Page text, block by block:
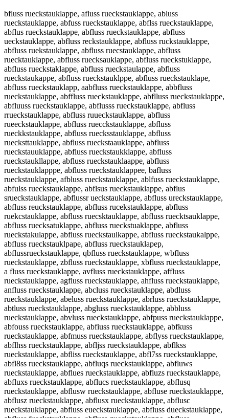
bfluss rueckstauklappe, afluss rueckstauklappe, abluss rueckstauklappe, abfuss rueckstauklappe, abflss rueckstauklappe, abflus rueckstauklappe, abfluss rueckstauklappe, abfluss ueckstauklappe, abfluss reckstauklappe, abfluss ruckstauklappe, abfluss ruekstauklappe, abfluss ruecstauklappe, abfluss ruecktauklappe, abfluss ruecksauklappe, abfluss rueckstuklappe, abfluss rueckstaklappe, abfluss rueckstaulappe, abfluss rueckstaukappe, abfluss rueckstauklppe, abfluss rueckstauklape, abfluss rueckstauklapp, aabfluss rueckstauklappe, abbfluss rueckstauklappe, abffluss rueckstauklappe, abflluss rueckstauklappe, abfluuss rueckstauklappe, abflusss rueckstauklappe, abfluss rrueckstauklappe, abfluss ruueckstauklappe, abfluss rueeckstauklappe, abfluss ruecckstauklappe, abfluss rueckkstauklappe, abfluss ruecksstauklappe, abfluss ruecksttauklappe, abfluss rueckstaauklappe, abfluss rueckstauuklappe, abfluss rueckstaukklappe, abfluss rueckstaukllappe, abfluss rueckstauklaappe, abfluss rueckstauklapppe, abfluss rueckstauklappee, bafluss rueckstauklappe, afbluss rueckstauklappe, ablfuss rueckstauklappe, abfulss rueckstauklappe, abflsus rueckstauklappe, abflus srueckstauklappe, abflussr ueckstauklappe, abfluss ureckstauklappe, abfluss reuckstauklappe, abfluss rucekstauklappe, abfluss ruekcstauklappe, abfluss ruecsktauklappe, abfluss ruecktsauklappe, abfluss ruecksatuklappe, abfluss rueckstuaklappe, abfluss rueckstakulappe, abfluss rueckstaulkappe, abfluss rueckstaukalppe, abfluss rueckstauklpape, abfluss rueckstauklapep, abflussrueckstauklappe, qbfluss rueckstauklappe, wbfluss rueckstauklappe, zbfluss rueckstauklappe, xbfluss rueckstauklappe, a fluss rueckstauklappe, avfluss rueckstauklappe, affluss rueckstauklappe, agfluss rueckstauklappe, ahfluss rueckstauklappe, anfluss rueckstauklappe, abcluss rueckstauklappe, abdluss rueckstauklappe, abeluss rueckstauklappe, abrluss rueckstauklappe, abtluss rueckstauklappe, abgluss rueckstauklappe, abbluss rueckstauklappe, abvluss rueckstauklappe, abfpuss rueckstauklappe, abfouss rueckstauklappe, abfiuss rueckstauklappe, abfkuss rueckstauklappe, abfmuss rueckstauklappe, abflyss rueckstauklappe, abflhss rueckstauklappe, abfljss rueckstauklappe, abflkss rueckstauklappe, abfliss rueckstauklappe, abfl7ss rueckstauklappe, abfl8ss rueckstauklappe, abfluqs rueckstauklappe, abfluws rueckstauklappe, abflues rueckstauklappe, abfluzs rueckstauklappe, abfluxs rueckstauklappe, abflucs rueckstauklappe, abflusq rueckstauklappe, abflusw rueckstauklappe, abfluse rueckstauklappe, abflusz rueckstauklappe, abflusx rueckstauklappe, abflusc rueckstauklappe, abfluss eueckstauklappe, abfluss dueckstauklappe, abfluss fueckstauklappe, abfluss gueckstauklappe, abfluss tueckstauklappe, abfluss 4ueckstauklappe, abfluss 5ueckstauklappe, abfluss ryeckstauklappe, abfluss rheckstauklappe, abfluss rjeckstauklappe, abfluss rkeckstauklappe, abfluss rieckstauklappe, abfluss r7eckstauklappe, abfluss r8eckstauklappe, abfluss ruwckstauklappe, abfluss rusckstauklappe, abfluss rudckstauklappe, abfluss rufckstauklappe, abfluss rurckstauklappe, abfluss ru3ckstauklappe, abfluss ru4ckstauklappe, abfluss rue kstauklappe, abfluss ruexkstauklappe, abfluss rueskstauklappe, abfluss ruedkstauklappe, abfluss ruefkstauklappe, abfluss ruevkstauklappe, abfluss ruecustauklappe, abfluss ruecjstauklappe, abfluss ruecmstauklappe, abfluss rueclstauklappe, abfluss ruecostauklappe, abfluss rueckqtauklappe, abfluss rueckwtauklappe, abfluss ruecketauklappe, abfluss rueckztauklappe, abfluss rueckxtauklappe, abfluss rueckctauklappe, abfluss ruecksrauklappe, abfluss ruecksfauklappe, abfluss ruecksgauklappe, abfluss rueckshauklappe, abfluss ruecksyauklappe, abfluss ruecks5auklappe, abfluss ruecks6auklappe, abfluss rueckstquklappe, abfluss rueckstwuklappe, abfluss rueckstzuklappe, abfluss rueckstxuklappe, abfluss rueckstayklappe, abfluss rueckstahklappe, abfluss rueckstajklappe, abfluss rueckstakklappe, abfluss rueckstaiklappe, abfluss ruecksta7klappe, abfluss ruecksta8klappe, abfluss rueckstauulappe, abfluss rueckstaujlappe, abfluss rueckstaumlappe, abfluss rueckstaullappe, abfluss rueckstauolappe, abfluss rueckstaukpappe, abfluss rueckstaukoappe, abfluss rueckstaukiappe, abfluss rueckstaukkappe, abfluss rueckstaukmappe, abfluss rueckstauklqppe, abfluss rueckstauklwppe, abfluss rueckstauklzppe, abfluss rueckstauklxppe, abfluss rueckstauklaope, abfluss rueckstauklalpe, abfluss rueckstauklaöpe, abfluss rueckstauklaüpe, abfluss rueckstaukla0pe, abfluss rueckstauklaßpe, abfluss rueckstauklapoe, abfluss rueckstauklaple, abfluss rueckstauklapöe, abfluss rueckstauklapüe, abfluss rueckstauklap0e, abfluss rueckstauklapße, abfluss rueckstauklappw, abfluss rueckstauklapps, abfluss rueckstauklappd, abfluss rueckstauklappf, abfluss rueckstauklappr, abfluss rueckstauklapp3, abfluss rueckstauklapp4, qabfluss rueckstauklappe, aqbfluss rueckstauklappe, wabfluss rueckstauklappe, awbfluss rueckstauklappe, zabfluss rueckstauklappe, azbfluss rueckstauklappe, xabfluss rueckstauklappe, axbfluss rueckstauklappe, a bfluss rueckstauklappe, ab fluss rueckstauklappe, avbfluss rueckstauklappe, abvfluss rueckstauklappe, afbfluss rueckstauklappe, agbfluss rueckstauklappe, abgfluss rueckstauklappe, ahbfluss rueckstauklappe, abhfluss rueckstauklappe, anbfluss rueckstauklappe, abnfluss rueckstauklappe, abcfluss rueckstauklappe, abfcluss rueckstauklappe, abdfluss rueckstauklappe, abfdluss rueckstauklappe, abefluss rueckstauklappe, abfeluss rueckstauklappe, abrfluss rueckstauklappe, abfrluss rueckstauklappe, abtfluss rueckstauklappe, abftluss rueckstauklappe, abfgluss rueckstauklappe, abfbluss rueckstauklappe, abfvluss rueckstauklappe, abfpluss rueckstauklappe, abflpuss rueckstauklappe, abfoluss rueckstauklappe, abflouss rueckstauklappe, abfiluss rueckstauklappe, abfliuss rueckstauklappe, abfkluss rueckstauklappe, abflkuss rueckstauklappe, abfmluss rueckstauklappe, abflmuss rueckstauklappe, abflyuss rueckstauklappe, abfluyss rueckstauklappe, abflhuss rueckstauklappe, abfluhss rueckstauklappe, abfljuss rueckstauklappe, abflujss rueckstauklappe, abflukss rueckstauklappe, abfluiss rueckstauklappe, abfl7uss rueckstauklappe, abflu7ss rueckstauklappe, abfl8uss rueckstauklappe, abflu8ss rueckstauklappe, abfluqss rueckstauklappe, abflusqs rueckstauklappe, abfluwss rueckstauklappe, abflusws rueckstauklappe, abfluess rueckstauklappe, abfluses rueckstauklappe, abfluzss rueckstauklappe, abfluszs rueckstauklappe, abfluxss rueckstauklappe, abflusxs rueckstauklappe, abflucss rueckstauklappe, abfluscs rueckstauklappe, abflussq rueckstauklappe, abflussw rueckstauklappe, abflusse rueckstauklappe, abflussz rueckstauklappe, abflussx rueckstauklappe, abflussc rueckstauklappe, abfluss erueckstauklappe, abfluss reueckstauklappe, abfluss drueckstauklappe, abfluss rdueckstauklappe, abfluss frueckstauklappe, abfluss rfueckstauklappe, abfluss grueckstauklappe, abfluss rgueckstauklappe, abfluss trueckstauklappe, abfluss rtueckstauklappe, abfluss 4rueckstauklappe, abfluss r4ueckstauklappe, abfluss 5rueckstauklappe, abfluss r5ueckstauklappe, abfluss ryueckstauklappe, abfluss ruyeckstauklappe, abfluss rhueckstauklappe, abfluss ruheckstauklappe, abfluss rjueckstauklappe, abfluss rujeckstauklappe, abfluss rkueckstauklappe, abfluss rukeckstauklappe, abfluss riueckstauklappe, abfluss ruieckstauklappe, abfluss r7ueckstauklappe, abfluss ru7eckstauklappe, abfluss r8ueckstauklappe, abfluss ru8eckstauklappe, abfluss ruweckstauklappe, abfluss ruewckstauklappe, abfluss ruseckstauklappe, abfluss ruesckstauklappe, abfluss rudeckstauklappe, abfluss ruedckstauklappe, abfluss rufeckstauklappe, abfluss ruefckstauklappe, abfluss rureckstauklappe, abfluss ruerckstauklappe, abfluss ru3eckstauklappe, abfluss rue3ckstauklappe, abfluss ru4eckstauklappe, abfluss rue4ckstauklappe, abfluss rue ckstauklappe, abfluss ruec kstauklappe, abfluss ruexckstauklappe, abfluss ruecxkstauklappe, abfluss ruecskstauklappe, abfluss ruecdkstauklappe, abfluss ruecfkstauklappe, abfluss ruevckstauklappe, abfluss ruecvkstauklappe, abfluss ruecukstauklappe, abfluss rueckustauklappe, abfluss ruecjkstauklappe, abfluss rueckjstauklappe, abfluss ruecmkstauklappe, abfluss rueckmstauklappe, abfluss rueclkstauklappe, abfluss ruecklstauklappe, abfluss ruecokstauklappe, abfluss rueckostauklappe, abfluss rueckqstauklappe, abfluss ruecksqtauklappe, abfluss rueckwstauklappe, abfluss rueckswtauklappe, abfluss rueckestauklappe, abfluss ruecksetauklappe, abfluss rueckzstauklappe, abfluss ruecksztauklappe, abfluss rueckxstauklappe, abfluss ruecksxtauklappe, abfluss rueckcstauklappe, abfluss ruecksctauklappe, abfluss ruecksrtauklappe, abfluss rueckstrauklappe, abfluss ruecksftauklappe, abfluss rueckstfauklappe, abfluss ruecksgtauklappe, abfluss rueckstgauklappe, abfluss rueckshtauklappe, abfluss ruecksthauklappe, abfluss ruecksytauklappe, abfluss rueckstyauklappe, abfluss ruecks5tauklappe, abfluss rueckst5auklappe, abfluss ruecks6tauklappe, abfluss rueckst6auklappe, abfluss rueckstqauklappe, abfluss rueckstaquklappe, abfluss rueckstwauklappe, abfluss rueckstawuklappe, abfluss rueckstzauklappe, abfluss rueckstazuklappe, abfluss rueckstxauklappe, abfluss rueckstaxuklappe, abfluss rueckstayuklappe, abfluss rueckstauyklappe, abfluss rueckstahuklappe, abfluss rueckstauhklappe, abfluss rueckstajuklappe, abfluss rueckstaujklappe, abfluss rueckstakuklappe, abfluss rueckstaiuklappe, abfluss rueckstauiklappe, abfluss ruecksta7uklappe, abfluss rueckstau7klappe, abfluss ruecksta8uklappe, abfluss rueckstau8klappe, abfluss rueckstaukulappe, abfluss rueckstaukjlappe, abfluss rueckstaumklappe, abfluss rueckstaukmlappe, abfluss rueckstaulklappe, abfluss rueckstauoklappe, abfluss rueckstaukolappe, abfluss rueckstaukplappe, abfluss rueckstauklpappe, abfluss rueckstaukloappe, abfluss rueckstaukilappe, abfluss rueckstaukliappe, abfluss rueckstauklkappe, abfluss rueckstauklmappe, abfluss rueckstauklqappe, abfluss rueckstauklaqppe, abfluss rueckstauklwappe, abfluss rueckstauklawppe, abfluss rueckstauklzappe,